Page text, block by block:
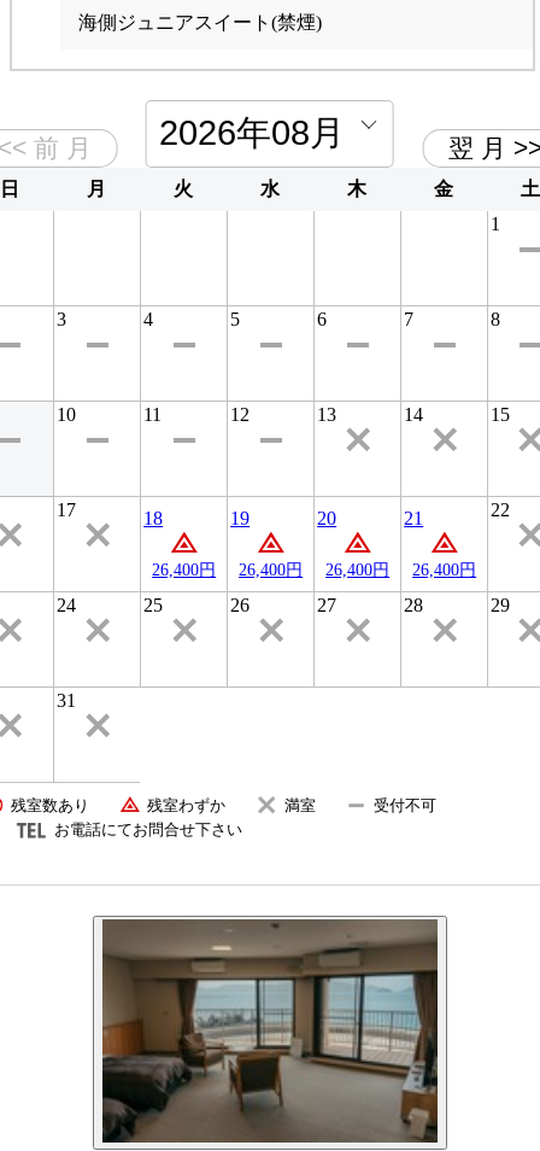
海側ジュニアスイート(禁煙)
海側ツインルーム(禁煙)
日 月 火 水 木 金
土
1
3 4 5 6 7 8
10 11 12 13 14 15
17 18
26,400円
19
26,400円
20
26,400円
21
26,400円
22
24 25 26 27 28 29
31
残室数あり 残室わずか 満室
受付不可
お電話にてお問合せ下さい